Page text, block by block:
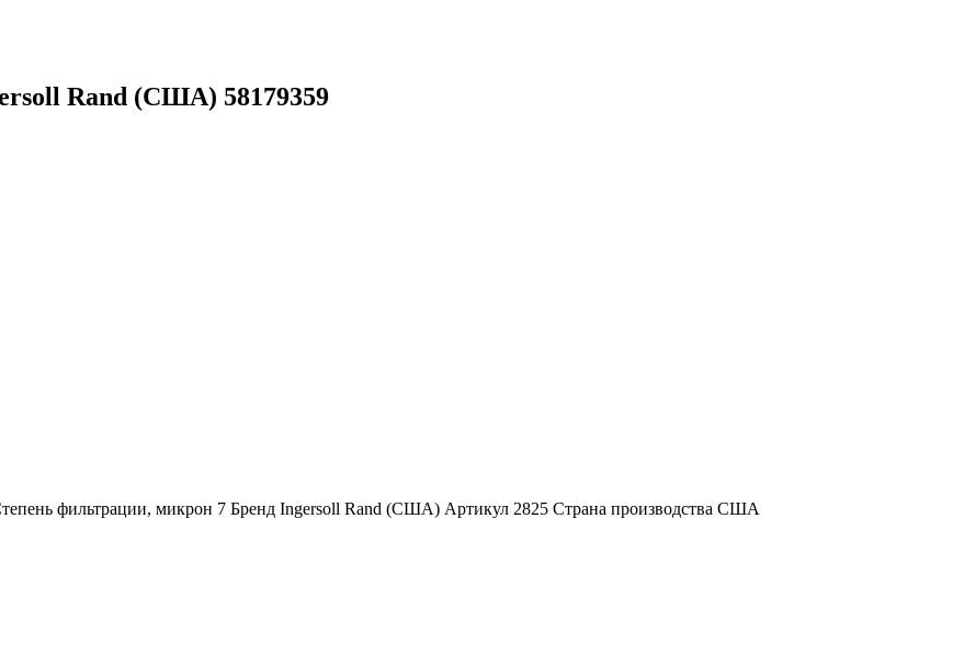
Rand (США) 58179359
фильтрации, микрон 7 Бренд Ingersoll Rand (США) Артикул 2825 Страна производства США